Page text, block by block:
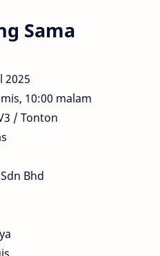
Sama
2025
10:00 malam
/ Tonton
Bhd